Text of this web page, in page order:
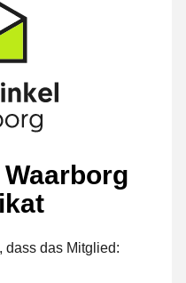
dass das Mitglied: